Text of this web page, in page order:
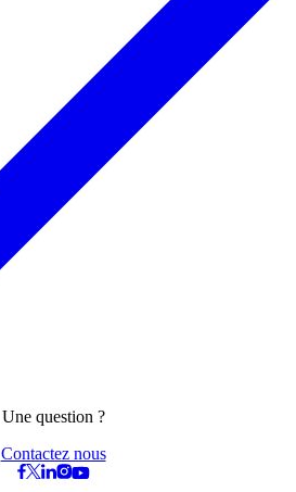
Une question ?
Contactez nous